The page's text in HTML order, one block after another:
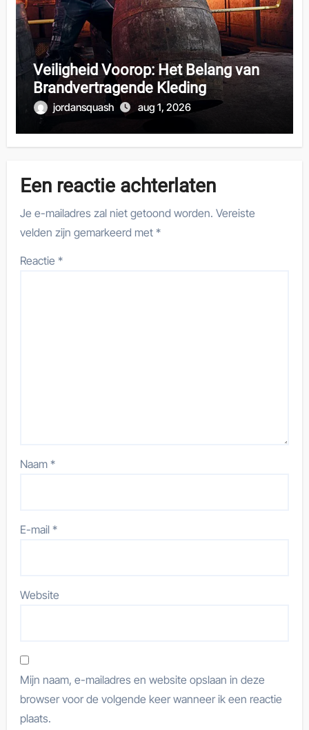
Veiligheid Voorop: Het Belang van
Brandvertragende Kleding
jordansquash aug 1, 2026
Een reactie achterlaten
Je e-mailadres zal niet getoond worden. Vereiste
velden zijn gemarkeerd met*
Reactie*
Naam*
E-mail*
Website
Mijn naam, e-mailadres en website opslaan in deze
browser voor de volgende keer wanneer ik een reactie
plaats.